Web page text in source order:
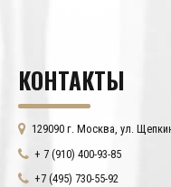
КОНТАКТЫ
129090 г. Москва, ул.
+ 7 (910) 400-93-85
+7 (495) 730-55-92